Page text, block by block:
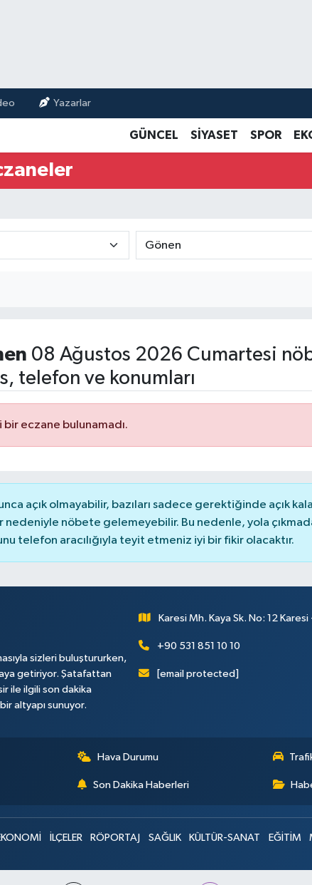
Yazarlar
GÜNCEL SİYASET SPOR
08 Ağustos 2026 Cumartesi
telefon ve konumları
eczane bulunamadı.
açık olmayabilir, bazıları sadece gerektiğinde açık
nedeniyle nöbete gelemeyebilir. Bu nedenle, yola
telefon aracılığıyla teyit etmeniz iyi bir fikir olacaktır.
sizleri buluştururken,
getiriyor. Şatafattan
ile ilgili son dakika
altyapı sunuyor.
Karesi Mh. Kaya Sk. No: 12 Karesi -
+90 531 851 10 10
[email protected]
Hava Durumu
Son Dakika Haberleri
İLÇELER RÖPORTAJ SAĞLIK KÜLTÜR-SANAT EĞİTİM